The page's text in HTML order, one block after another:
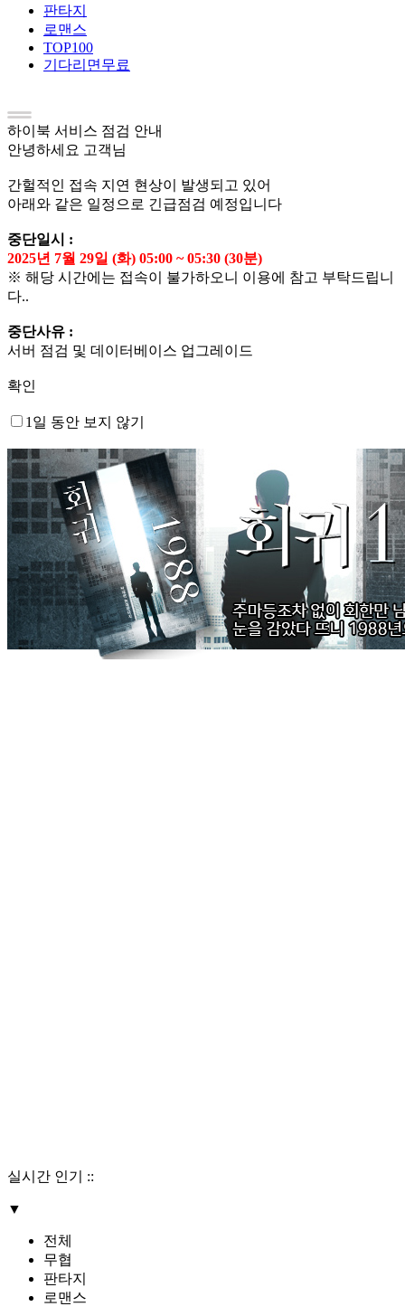
판타지
로맨스
TOP100
기다리면무료
하이북 서비스 점검 안내
안녕하세요 고객님
간헐적인 접속 지연 현상이 발생되고 있어
아래와 같은 일정으로 긴급점검 예정입니다
중단일시 :
2025년 7월 29일 (화) 05:00 ~ 05:30 (30분)
※ 해당 시간에는 접속이 불가하오니 이용에 참고 부탁드립니
다..
중단사유 :
서버 점검 및 데이터베이스 업그레이드
확인
1일 동안 보지 않기
실시간 인기 ::
▼
전체
무협
판타지
로맨스